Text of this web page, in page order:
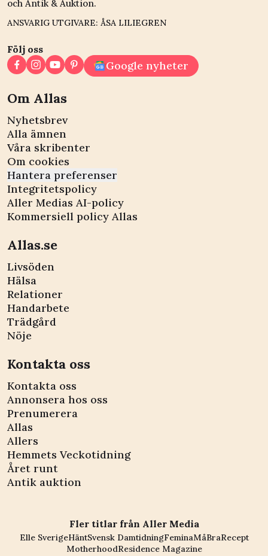
och Antik & Auktion.
ANSVARIG UTGIVARE: ÅSA LILIEGREN
Följ oss
Google nyheter
Om Allas
Nyhetsbrev
Alla ämnen
Våra skribenter
Om cookies
Hantera preferenser
Integritetspolicy
Aller Medias AI-policy
Kommersiell policy Allas
Allas.se
Livsöden
Hälsa
Relationer
Handarbete
Trädgård
Nöje
Kontakta oss
Kontakta oss
Annonsera hos oss
Prenumerera
Allas
Allers
Hemmets Veckotidning
Året runt
Antik auktion
Fler titlar från Aller Media
Elle SverigeHäntSvensk DamtidningFeminaMåBraRecept
MotherhoodResidence Magazine